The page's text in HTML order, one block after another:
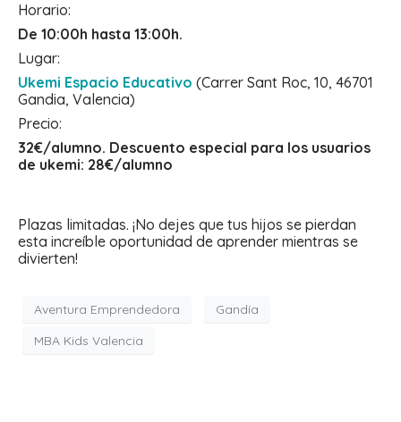
Horario:
De 10:00h hasta 13:00h.
Lugar:
Ukemi Espacio Educativo (Carrer Sant Roc, 10, 46701
Gandia, Valencia)
Precio:
32€/alumno. Descuento especial para los usuarios
de ukemi: 28€/alumno
Plazas limitadas. ¡No dejes que tus hijos se pierdan
esta increíble oportunidad de aprender mientras se
divierten!
Aventura Emprendedora
Gandía
MBA Kids Valencia